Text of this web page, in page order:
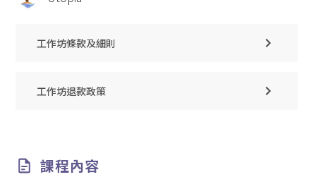
工作坊條款及細則
工作坊退款政策
課程內容